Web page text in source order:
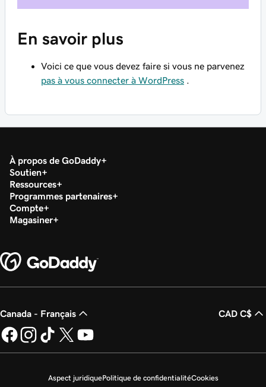
En savoir plus
Voici ce que vous devez faire si vous ne parvenez
pas à vous connecter à WordPress
À propos de GoDaddy
Soutien
Ressources
Programmes partenaires
Compte
Magasiner
Canada - Français CAD C$
Aspect juridiquePolitique de confidentialitéCookies